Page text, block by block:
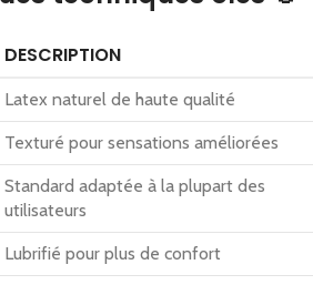
DESCRIPTION
Latex naturel de haute qualité
Texturé pour sensations améliorées
Standard adaptée à la plupart des
utilisateurs
Lubrifié pour plus de confort